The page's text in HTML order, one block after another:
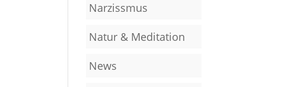
Narzissmus
Natur & Meditation
News